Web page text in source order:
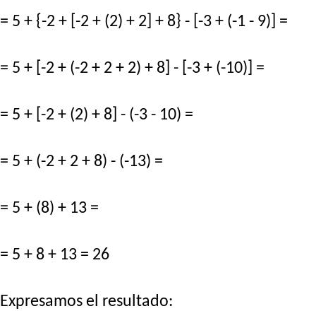
= 5 + {-2 + [-2 + (2) + 2] + 8} - [-3 + (-1 - 9)] =
= 5 + [-2 + (-2 + 2 + 2) + 8] - [-3 + (-10)] =
= 5 + [-2 + (2) + 8] - (-3 - 10) =
= 5 + (-2 + 2 + 8) - (-13) =
= 5 + (8) + 13 =
= 5 + 8 + 13 = 26
Expresamos el resultado: